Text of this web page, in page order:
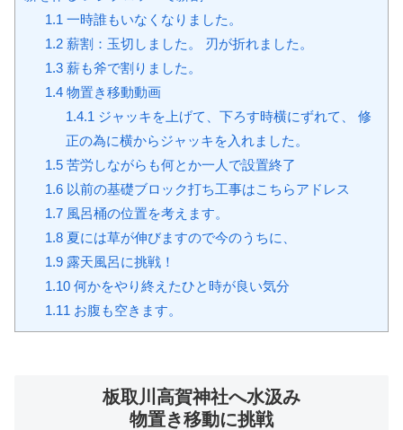
1.1 一時誰もいなくなりました。
1.2薪割：玉切しました。 刃が折れました。
1.3薪も斧で割りました。
1.4物置き移動動画
1.4.1 ジャッキを上げて、下ろす時横にずれて、 修
正の為に横からジャッキを入れました。
1.5苦労しながらも何とか一人で設置終了
1.6以前の基礎ブロック打ち工事はこちらアドレス
1.7風呂桶の位置を考えます。
1.8夏には草が伸びますので今のうちに、
1.9露天風呂に挑戦！
1.10何かをやり終えたひと時が良い気分
1.11 お腹も空きます。
板取川高賀神社へ水汲み
物置き移動に挑戦